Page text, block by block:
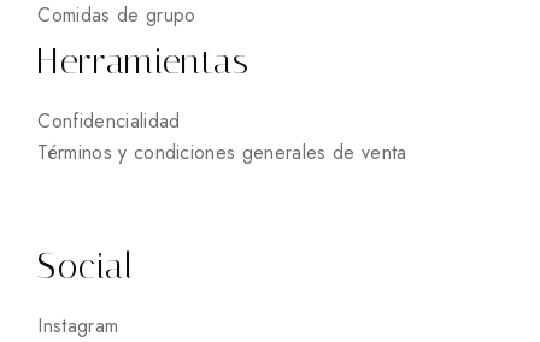
Comidas de grupo
Herramientas
Confidencialidad
Términos y condiciones generales de venta
Social
Instagram